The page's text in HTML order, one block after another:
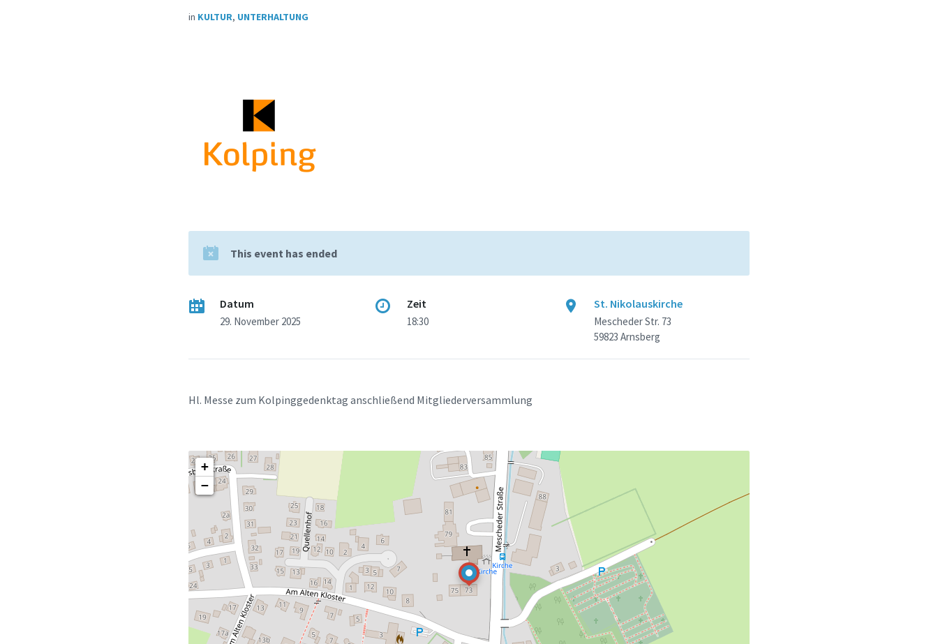
in KULTUR, UNTERHALTUNG
This event has ended
Datum
29. November 2025
Zeit
18:30
St. Nikolauskirche
Mescheder Str. 73
59823 Arnsberg
Hl. Messe zum Kolpinggedenktag anschließend Mitgliederversammlung
+
−